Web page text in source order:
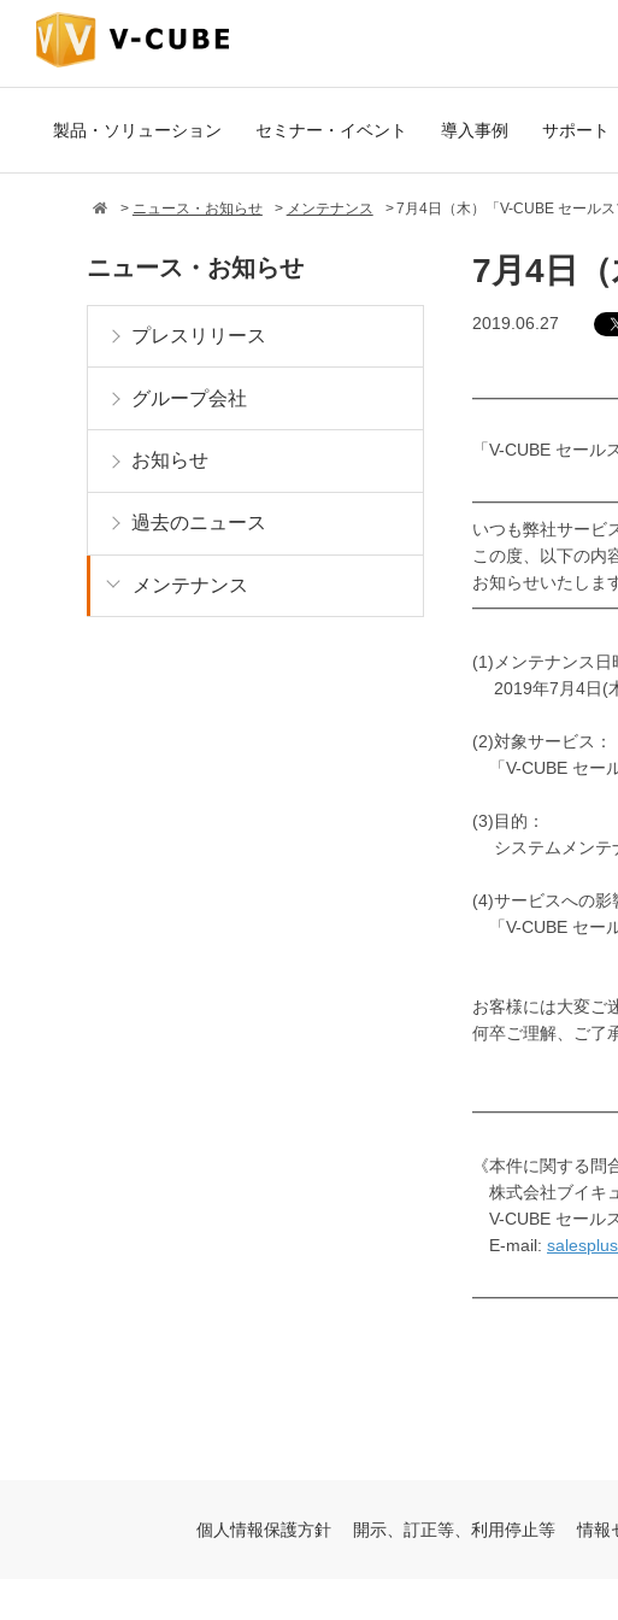
製品・ソリューション セミナー・イベント 導入事例 サポート
ニュース・お知らせ メンテナンス 7月4日（木）「V-CUBE セール
7月4日
2019.06.27
「V-CUBE セー
いつも弊社サービ
この度、以下の内
お知らせいたしま
(1)メンテナンス日
2019年7月4日(
(2)対象サービス：
「V-CUBE セー
(3)目的：
システムメンテ
(4)サービスへの影
「V-CUBE セー
お客様には大変ご
何卒ご理解、ご了
《本件に関する問
株式会社ブイキ
V-CUBE セール
E-mail:
ニュース・お知らせ
プレスリリース
グループ会社
お知らせ
過去のニュース
メンテナンス
個人情報保護方針 開示、訂正等、利用停止等 情報